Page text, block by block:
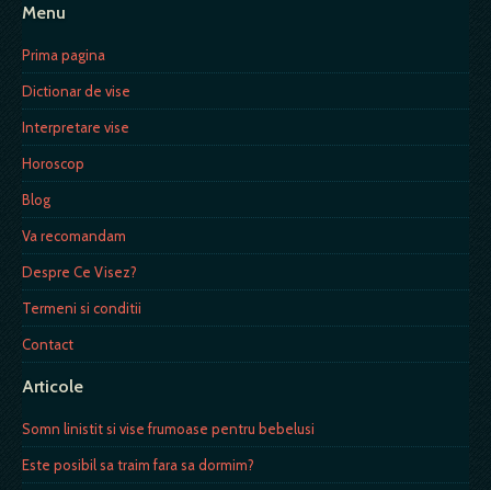
Menu
Prima pagina
Dictionar de vise
Interpretare vise
Horoscop
Blog
Va recomandam
Despre Ce Visez?
Termeni si conditii
Contact
Articole
Somn linistit si vise frumoase pentru bebelusi
Este posibil sa traim fara sa dormim?